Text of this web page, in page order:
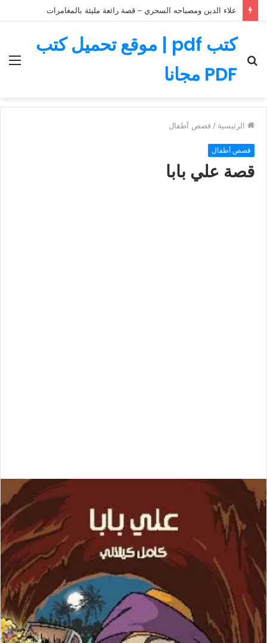
علاء الدين ومصباحه السحري – قصة رائعة مليئة بالمغامرات
كتب pdf | موقع تحميل كتب
PDF مجاناعن
الرئيسية / قصص أطفال
قصص أطفال
قصة علي بابا